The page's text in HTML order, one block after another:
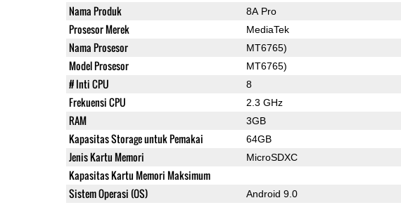
Nama Produk 8A Pro
Prosesor Merek MediaTek
Nama Prosesor MT6765)
Model Prosesor MT6765)
# Inti CPU 8
Frekuensi CPU 2.3 GHz
RAM 3GB
Kapasitas Storage untuk Pemakai 64GB
Jenis Kartu Memori MicroSDXC
Kapasitas Kartu Memori Maksimum
Sistem Operasi (OS) Android 9.0